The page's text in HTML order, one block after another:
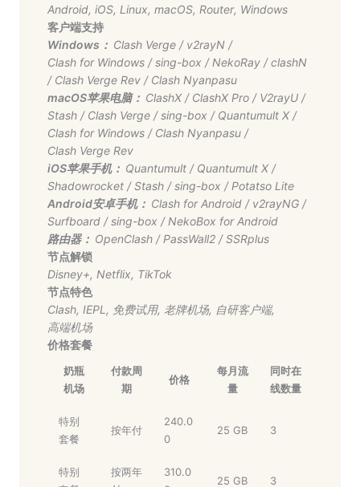
Android, iOS, Linux, macOS, Router, Windows
客户端支持
Windows： Clash Verge/ v2rayN/
Clash for Windows/sing-box/ NekoRay/clashN
/ Clash Verge Rev/ Clash Nyanpasu
macOS苹果电脑： ClashX/ ClashX Pro/ V2rayU/
Stash/ Clash Verge/sing-box/ Quantumult X/
Clash for Windows/ Clash Nyanpasu/
Clash Verge Rev
iOS苹果手机： Quantumult/ Quantumult X/
Shadowrocket/Stash/sing-box/ Potatso Lite
Android安卓手机： Clash for Android/ v2rayNG/
Surfboard/sing-box/ NekoBox for Android
路由器： OpenClash/ PassWall2/SSRplus
节点解锁
Disney+, Netflix, TikTok
节点特色
Clash, IEPL , 免费试用, 老牌机场, 自研客户端,
高端机场
价格套餐
奶瓶
机场
付款周
期
价格
每月流
量
同时在
线数量
特别
套餐
按年付
240.0
0
25 GB 3
特别
按两年
310.0
25 GB 3